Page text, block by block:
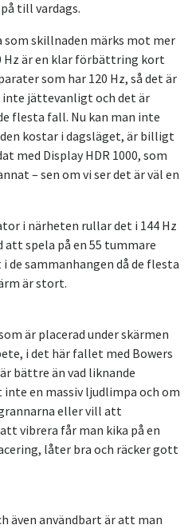
till vardags.
skillnaden märks mot mer
Hz är en klar förbättring kort
som har 120 Hz, så det är
jättevanligt och det är
flesta fall. Nu kan man inte
kostar i dagsläget, är billigt
med Display HDR 1000, som
– sen om vi ser det är väl en
i närheten rullar det i 144 Hz
att spela på en 55 tummare
de sammanhangen då de flesta
är stort.
är placerad under skärmen
i det här fallet med Bowers
bättre än vad liknande
inte en massiv ljudlimpa och om
eller vill att
vibrera får man kika på en
låter bra och räcker gott
även användbart är att man